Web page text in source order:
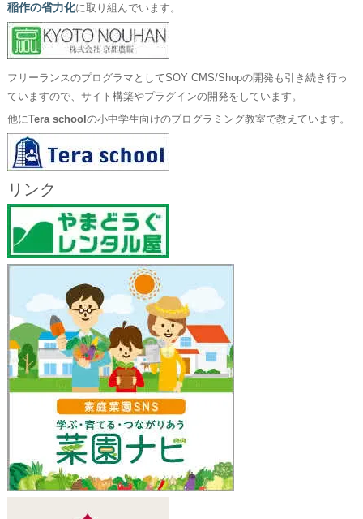
稲作の省力化に取り組んでいます。
フリーランスのプログラマとしてSOY CMS/Shopの開発も引き続き行っ
ていますので、サイト構築やプラグインの開発をしています。
他にTera school の小中学生向けのプログラミング教室で教えています。
リンク